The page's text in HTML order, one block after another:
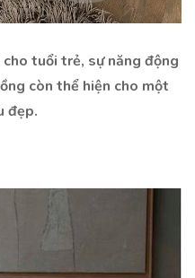
tuổi trẻ, sự năng động
còn thể hiện cho một
đẹp.